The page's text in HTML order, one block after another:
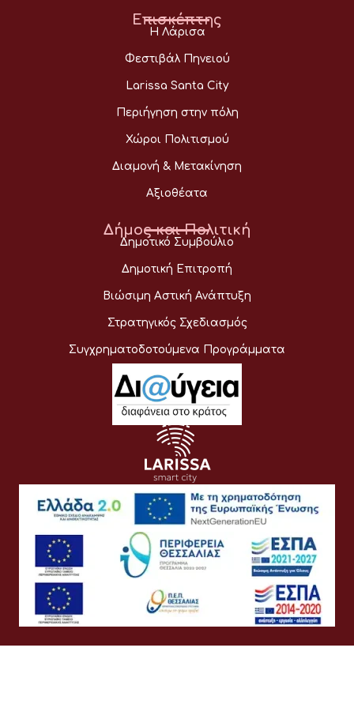
Επισκέπτης
Η Λάρισα
Φεστιβάλ Πηνειού
Larissa Santa City
Περιήγηση στην πόλη
Χώροι Πολιτισμού
Διαμονή & Μετακίνηση
Αξιοθέατα
Δήμος και Πολιτική
Δημοτικό Συμβούλιο
Δημοτική Επιτροπή
Βιώσιμη Αστική Ανάπτυξη
Στρατηγικός Σχεδιασμός
Συγχρηματοδοτούμενα Προγράμματα